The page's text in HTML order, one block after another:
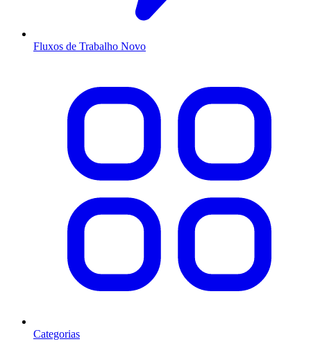
Fluxos de Trabalho Novo
Categorias